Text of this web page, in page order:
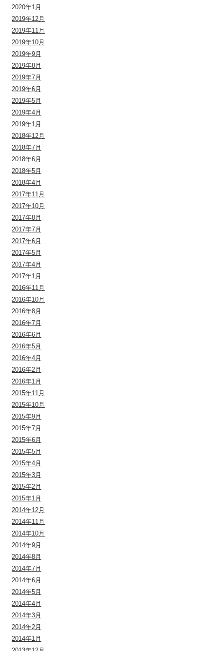
2020年1月
2019年12月
2019年11月
2019年10月
2019年9月
2019年8月
2019年7月
2019年6月
2019年5月
2019年4月
2019年1月
2018年12月
2018年7月
2018年6月
2018年5月
2018年4月
2017年11月
2017年10月
2017年8月
2017年7月
2017年6月
2017年5月
2017年4月
2017年1月
2016年11月
2016年10月
2016年8月
2016年7月
2016年6月
2016年5月
2016年4月
2016年2月
2016年1月
2015年11月
2015年10月
2015年9月
2015年7月
2015年6月
2015年5月
2015年4月
2015年3月
2015年2月
2015年1月
2014年12月
2014年11月
2014年10月
2014年9月
2014年8月
2014年7月
2014年6月
2014年5月
2014年4月
2014年3月
2014年2月
2014年1月